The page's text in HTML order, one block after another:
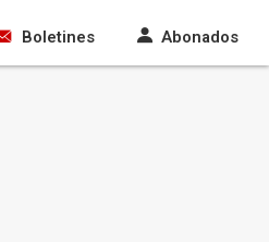
Boletines Abonados